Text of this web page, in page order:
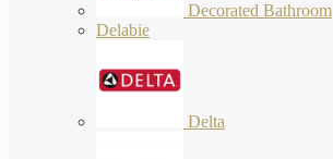
Decorated Bathroom
Delabie
Delta